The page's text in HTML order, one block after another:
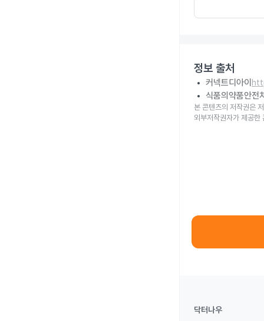
정보 출처
커넥트디아이
식품의약품안전
본 콘텐츠의 저작권은
외부저작권자가 제공한
닥터나우